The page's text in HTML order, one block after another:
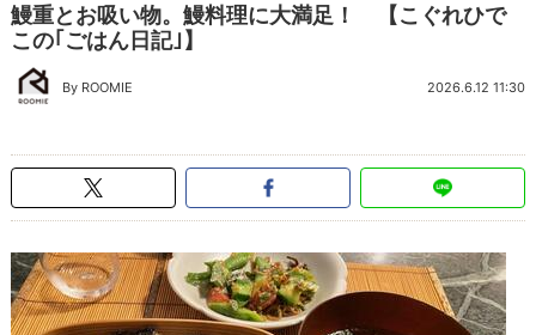
鰻重とお吸い物。鰻料理に大満足！ 【こぐれひで
この｢ごはん日記｣】
By ROOMIE 2026.6.12 11:30